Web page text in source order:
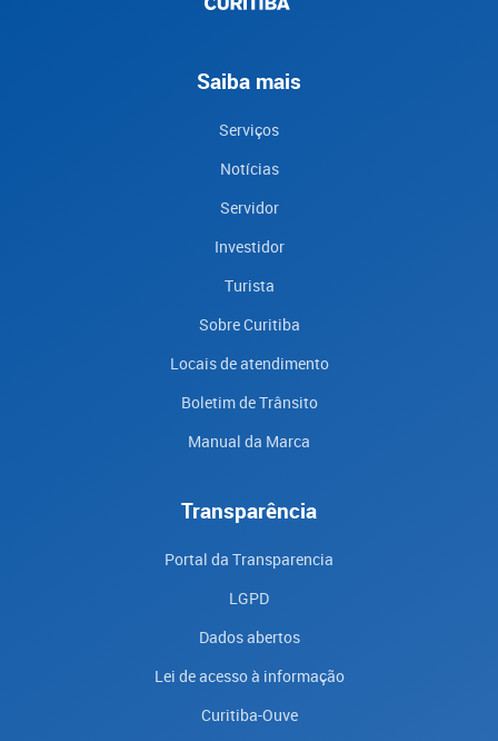
Saiba mais
Serviços
Notícias
Servidor
Investidor
Turista
Sobre Curitiba
Locais de atendimento
Boletim de Trânsito
Manual da Marca
Transparência
Portal da Transparencia
LGPD
Dados abertos
Lei de acesso à informação
Curitiba-Ouve